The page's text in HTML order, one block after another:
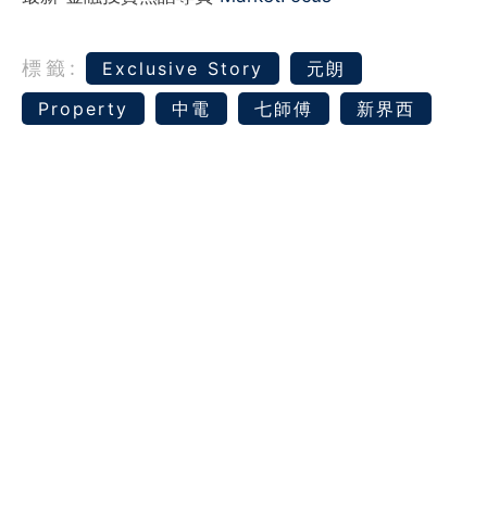
標籤: Exclusive Story
元朗
Property
中電 七師傅 新界西